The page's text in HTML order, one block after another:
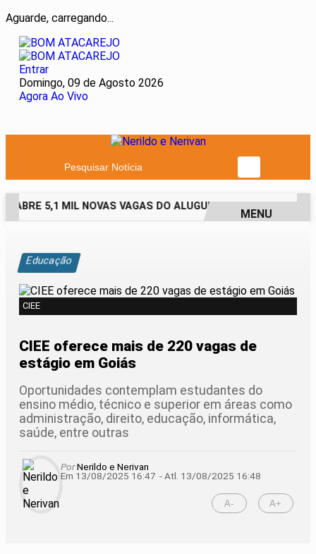
Aguarde, carregando...
Entrar
Domingo, 09 de Agosto 2026
Agora Ao Vivo
Pesquisar Notícia
ABRE 5,1 MIL NOVAS VAGAS DO ALUGUEL SOCIAL EM 40
MENU
Educação
CIEE
CIEE oferece mais de 220 vagas de
estágio em Goiás
Oportunidades contemplam estudantes do
ensino médio, técnico e superior em áreas como
administração, direito, educação, informática,
saúde, entre outras
PorNerildo e Nerivan
Em 13/08/2025 16:47 - Atl. 13/08/2025 16:48
A- A+